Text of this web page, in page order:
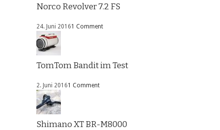
Norco Revolver 7.2 FS
24. Juni 20161 Comment
TomTom Bandit im Test
2. Juni 20161 Comment
Shimano XT BR-M8000